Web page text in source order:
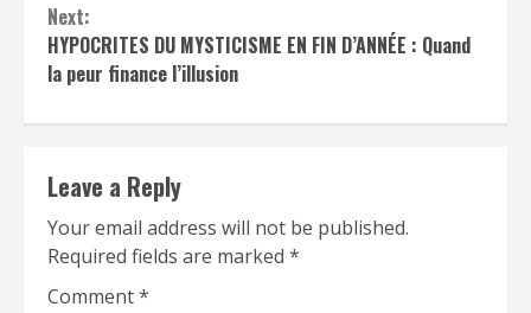
Next:
HYPOCRITES DU MYSTICISME EN FIN D’ANNÉE : Quand
la peur finance l’illusion
Leave a Reply
Your email address will not be published.
Required fields are marked *
Comment*